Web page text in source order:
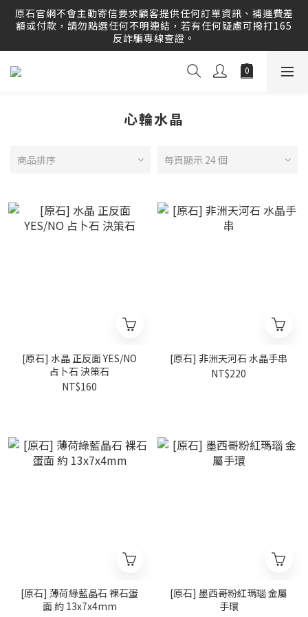
原石官網提供刷卡分期服務，歡迎多多利用！運送範圍：可配
送至全球 Worldwide Delivery！
原石官網不會主動寄信要求顧客提供任何訂單資訊、補運費差
額或付款，請勿點選任何不明連結，若有任何疑慮可撥打165
反詐騙專線查證。
原石官網提供刷卡分期服務，歡迎多多利用！運送範圍：可配
心輪水晶
商品排序 每頁顯示 24 個
[原石] 水晶 正反面 YES/NO
占卜石 決策石
NT$160
[原石] 非洲天河石 水晶手串
NT$220
[原石] 薄荷綠藍晶石 裸石蛋
面 約 13x7x4mm
[原石] 墨西哥粉紅瑪瑙 金屬
手環